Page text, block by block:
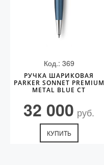
Код.: 369
РУЧКА ШАРИКОВАЯ
PARKER SONNET PREMIUM
METAL BLUE CT
32 000 руб.
КУПИТЬ